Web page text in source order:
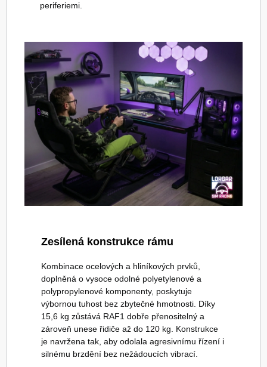
periferiemi.
Zesílená konstrukce rámu
Kombinace ocelových a hliníkových prvků,
doplněná o vysoce odolné polyetylenové a
polypropylenové komponenty, poskytuje
výbornou tuhost bez zbytečné hmotnosti. Díky
15,6 kg zůstává RAF1 dobře přenositelný a
zároveň unese řidiče až do 120 kg. Konstrukce
je navržena tak, aby odolala agresivnímu řízení i
silnému brzdění bez nežádoucích vibrací.